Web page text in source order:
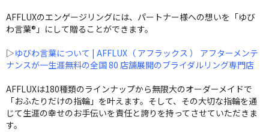
AFFLUXのエンゲージリングには、パートナー様への想いを「ゆび
わ言葉®」にして贈ることができます。
▷ゆびわ言葉について | AFFLUX（ アフラックス ） アフターメンテ
ナンスが一生涯無料の全国 80 店舗展開のブライダルリング専門店
AFFLUXは180種類のラインナップから無限大のオーダーメイドで
「おふたりだけの指輪」を叶えます。そして、その大切な指輪を通
じて生涯の幸せのお手伝いを責任と誇りを持ってさせていただきま
す。